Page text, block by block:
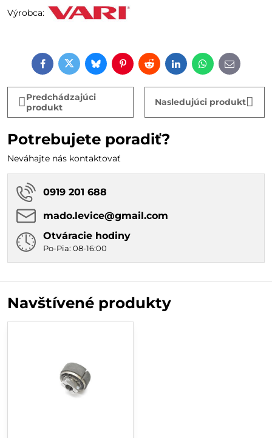
Výrobca:
FacebookTwitterBlueskyPinterestRedditLinkedInWhatsApp
E-
mail
Predchádzajúci
produkt
Nasledujúci produkt
Potrebujete poradiť?
Neváhajte nás kontaktovať
0919 201 688
mado​.levice​@gmail​.com
Otváracie hodiny
Po-Pia: 08-16:00
Navštívené produkty